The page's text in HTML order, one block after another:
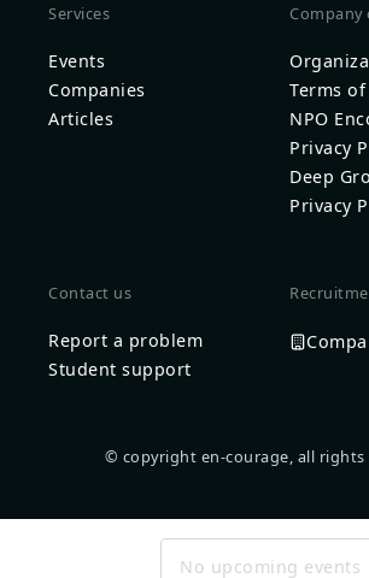
Services
Events
Companies
Articles
Company
Terms
NPO
Privacy
Deep
Privacy
Contact us
Report a problem
Student support
© copyright en-courage, all rights
No upcoming events